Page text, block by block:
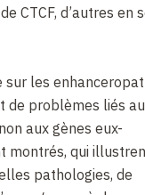
CTCF, d’autres en
les
de problèmes liés
aux gènes eux-
montrés, qui
pathologies, de